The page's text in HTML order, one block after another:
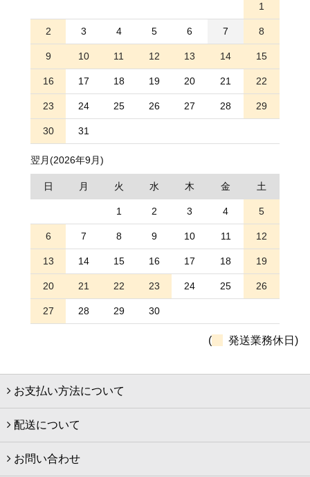
1
2 3 4 5 6 7 8
9 10 11 12 13 14 15
16 17 18 19 20 21 22
23 24 25 26 27 28 29
30 31
翌月(2026年9月)
日 月 火 水 木 金 土
1 2 3 4 5
6 7 8 9 10 11 12
13 14 15 16 17 18 19
20 21 22 23 24 25 26
27 28 29 30
( 発送業務休日)
お支払い方法について
配送について
お問い合わせ